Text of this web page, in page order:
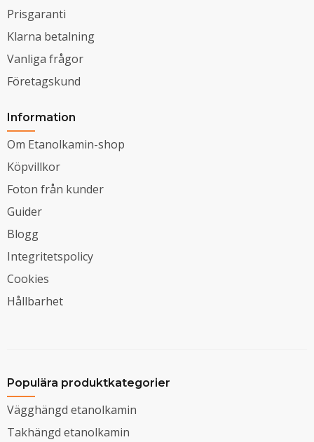
Prisgaranti
Klarna betalning
Vanliga frågor
Företagskund
Information
Om Etanolkamin-shop
Köpvillkor
Foton från kunder
Guider
Blogg
Integritetspolicy
Cookies
Hållbarhet
Populära produktkategorier
Vägghängd etanolkamin
Takhängd etanolkamin